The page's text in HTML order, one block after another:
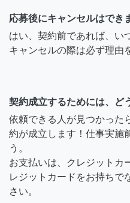
応募後にキャンセルはでき
はい、契約前であれば、い
キャンセルの際は必ず理由
契約成立するためには、ど
依頼できる人が見つかった
約が成立します！仕事実施
う。
お支払いは、クレジットカ
レジットカードをお持ちで
さい。